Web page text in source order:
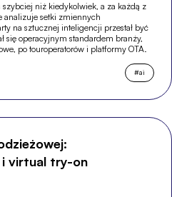
niż kiedykolwiek, a za każdą z
analizuje setki zmiennych
na sztucznej inteligencji przestał być
się operacyjnym standardem branży,
po touroperatorów i platformy OTA.
#ai
i virtual try-on